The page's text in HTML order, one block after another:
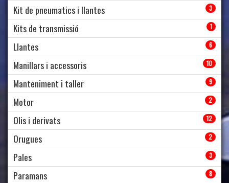
Kit de pneumatics i llantes 3
Kits de transmissió 1
Llantes 6
Manillars i accessoris 10
Manteniment i taller 9
Motor 2
Olis i derivats 12
Orugues 2
Pales 3
Paramans 8